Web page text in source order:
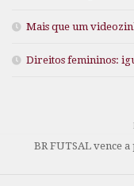
Mais que um
Direitos femininos:
BR FUTSAL vence